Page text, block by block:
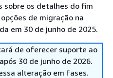
sobre os detalhes do fim
de migração na
em 30 de junho de 2025.
de oferecer suporte ao
30 de junho de 2026.
alteração em fases.